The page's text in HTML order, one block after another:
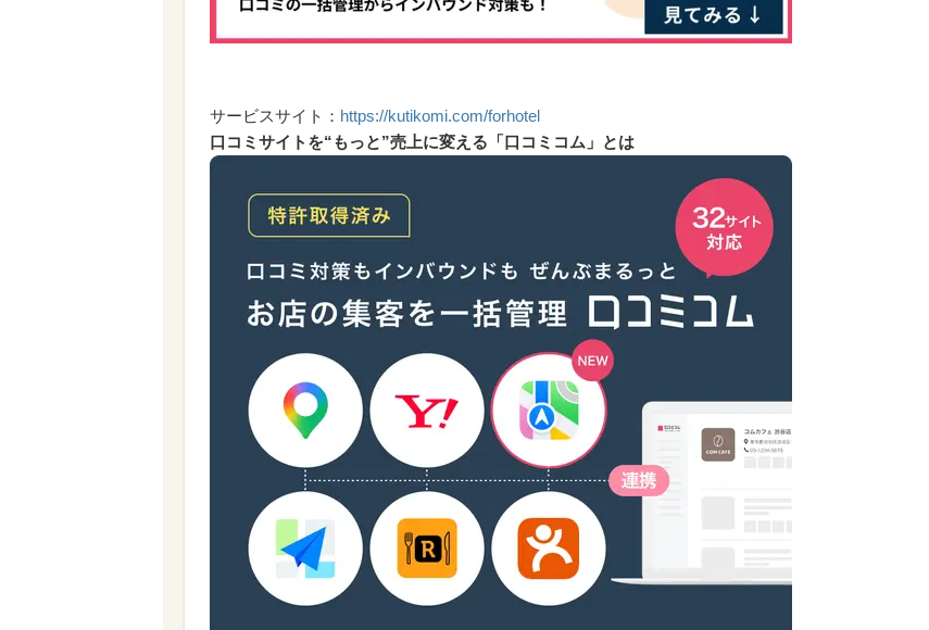
サービスサイト： https://kutikomi.com/forhotel
口コミサイトを“もっと”売上に変える「口コミコム」とは